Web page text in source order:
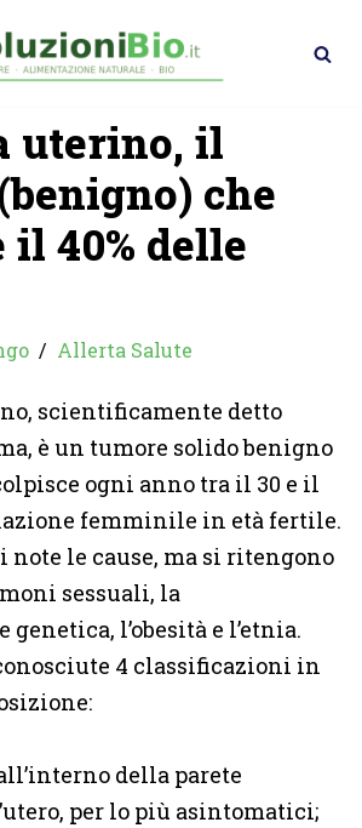
uterino, il
che
il 40% delle
Allerta Salute
scientificamente detto
è un tumore solido benigno
ogni anno tra il 30 e il
femminile in età fertile.
note le cause, ma si ritengono
sessuali, la
l’obesità e l’etnia.
4 classificazioni in
della parete
per lo più asintomatici;